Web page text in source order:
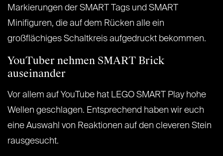
Markierungen der SMART Tags und SMART
Minifiguren, die auf dem Rücken alle ein
großflächiges Schaltkreis aufgedruckt bekommen.
YouTuber nehmen SMART Brick
auseinander
Vor allem auf YouTube hat LEGO SMART Play hohe
Wellen geschlagen. Entsprechend haben wir euch
eine Auswahl von Reaktionen auf den cleveren Stein
rausgesucht.